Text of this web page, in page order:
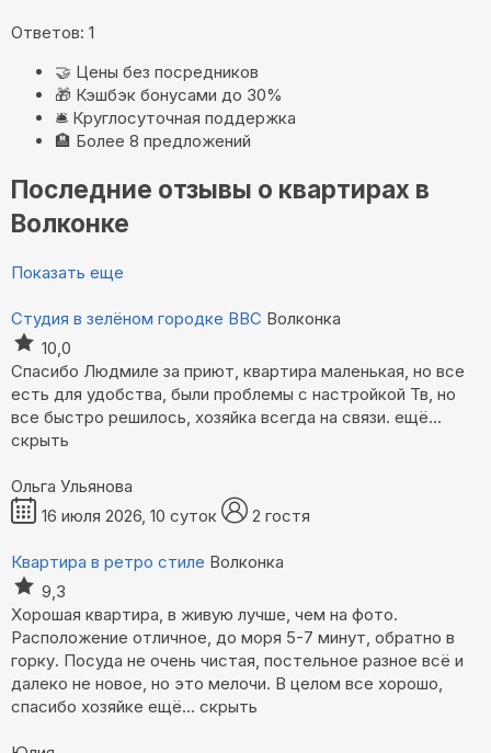
Ответов: 1
🤝 Цены без посредников
🎁 Кэшбэк бонусами до 30%
🛎️ Круглосуточная поддержка
🏨 Более 8 предложений
Последние отзывы о квартирах в
Волконке
Показать еще
Студия в зелёном городке ВВС Волконка
10,0
Спасибо Людмиле за приют, квартира маленькая, но все
есть для удобства, были проблемы с настройкой Тв, но
все быстро решилось, хозяйка всегда на связи. ещё...
скрыть
Ольга Ульянова
16 июля 2026, 10 суток
2 гостя
Квартира в ретро стиле Волконка
9,3
Хорошая квартира, в живую лучше, чем на фото.
Расположение отличное, до моря 5-7 минут, обратно в
горку. Посуда не очень чистая, постельное разное всё и
далеко не новое, но это мелочи. В целом все хорошо,
спасибо хозяйке ещё... скрыть